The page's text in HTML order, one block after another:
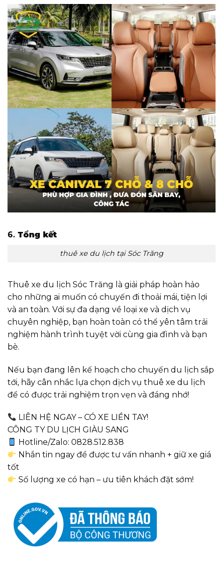
6. Tổng kết
thuê xe du lịch tại Sóc Trăng
Thuê xe du lịch Sóc Trăng là giải pháp hoàn hảo
cho những ai muốn có chuyến đi thoải mái, tiện lợi
và an toàn. Với sự đa dạng về loại xe và dịch vụ
chuyên nghiệp, bạn hoàn toàn có thể yên tâm trải
nghiệm hành trình tuyệt vời cùng gia đình và bạn
bè.
Nếu bạn đang lên kế hoạch cho chuyến du lịch sắp
tới, hãy cân nhắc lựa chọn dịch vụ thuê xe du lịch
để có được trải nghiệm trọn vẹn và đáng nhớ!
LIÊN HỆ NGAY – CÓ XE LIỀN TAY!
CÔNG TY DU LỊCH GIÀU SANG
Hotline/Zalo: 0828.512.838
Nhắn tin ngay để được tư vấn nhanh + giữ xe giá
tốt
Số lượng xe có hạn – ưu tiên khách đặt sớm!